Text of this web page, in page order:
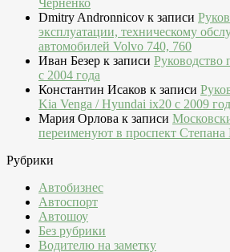
Черненко
Dmitry Andronnicov к записи
эксплуатации, техническому
автомобилей Volvo 740, 760
Иван Безер к записи Руководство
c 2004 года
Константин Исаков к записи
Kia Venga / Hyundai ix20 c 2009
Мария Орлова к записи
переименуют в проспект Степана
Рубрики
Автобизнес
Автоспорт
Автошоу
Без рубрики
Водителю на заметку